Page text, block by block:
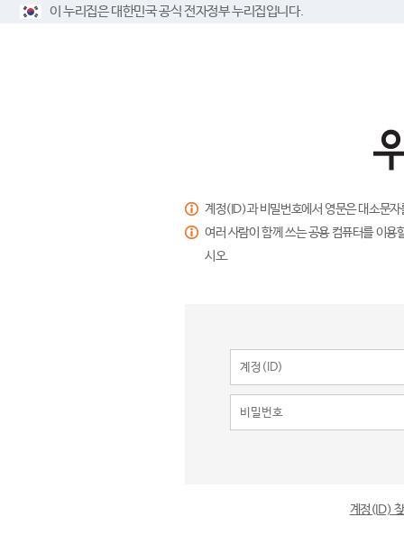
이 누리집은 대한민국 공식 전자정부 누리집입니다.
계정(ID)과 비밀번호에서 영문은 대소문
여러 사람이 함께 쓰는 공용 컴퓨터를 이
시오.
계정(ID)